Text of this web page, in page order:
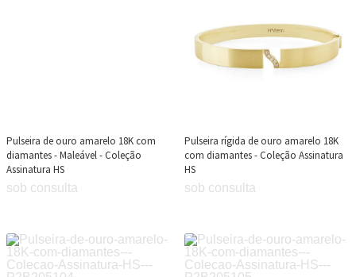
Pulseira de ouro amarelo 18K com
diamantes - Maleável - Coleção
Assinatura HS
sob consulta
Pulseira rígida de ouro amarelo 18K
com diamantes - Coleção Assinatura
HS
sob consulta